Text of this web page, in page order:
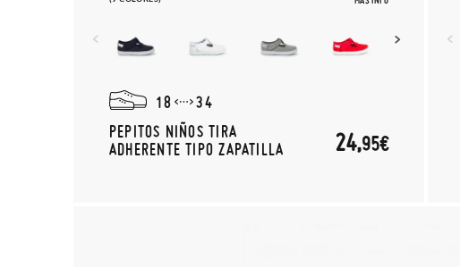
18
34
PEPITOS NIÑOS TIRA
ADHERENTE TIPO ZAPATILLA
24,95€